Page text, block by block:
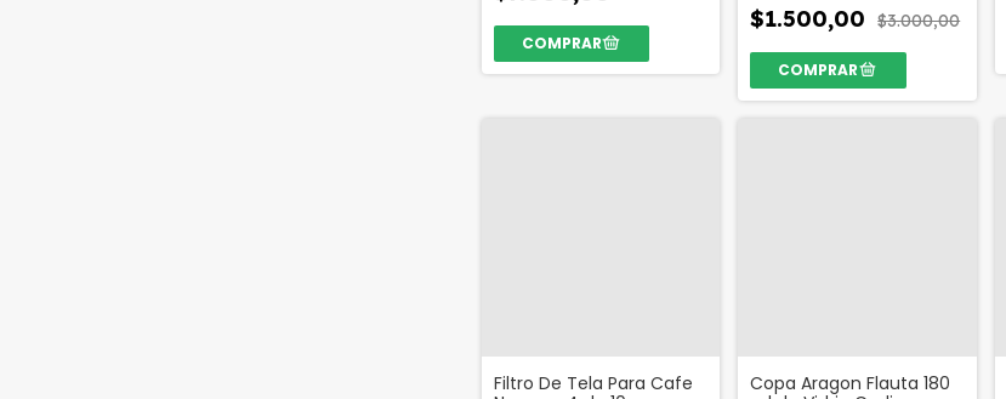
$1.500,00 $3.000,00
Filtro De Tela Para Cafe
Copa Aragon Flauta 180